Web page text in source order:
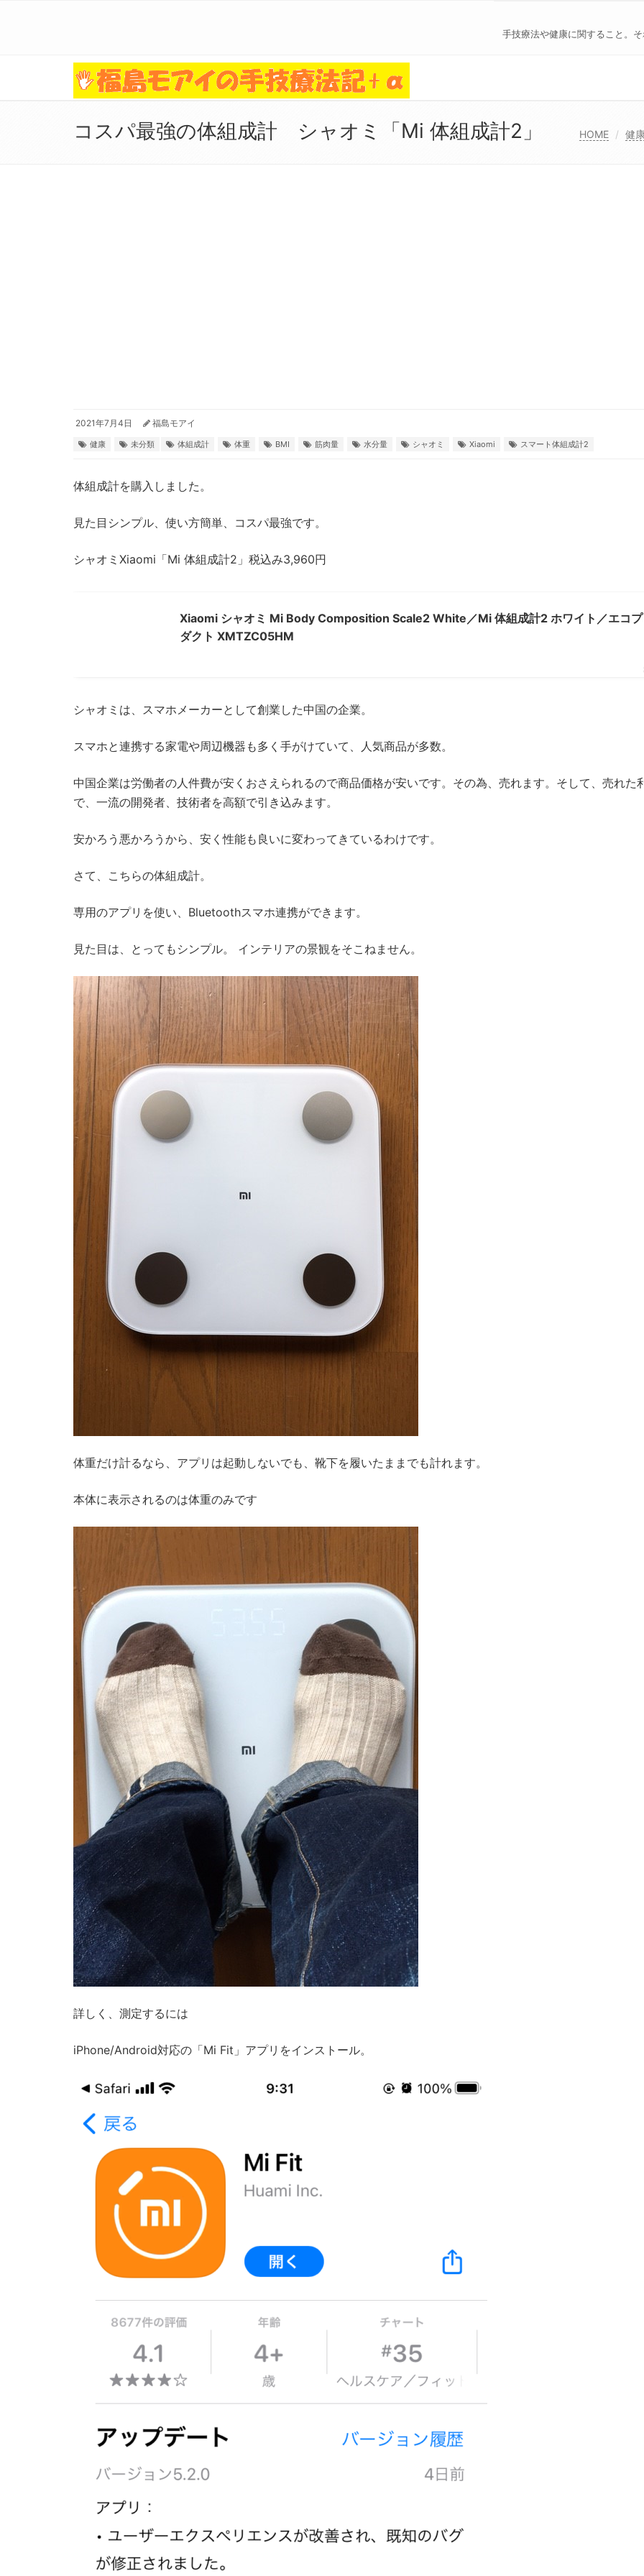
手技療法や健康に関すること。
コスパ最強の体組成計 シャオミ「Mi 体組成計2」 HOME 健
2021年7月4日 福島モアイ
健康 未分類 体組成計 体重 BMI 筋肉量 水分量 シャオミ Xiaomi スマート体組成計2
体組成計を購入しました。
見た目シンプル、使い方簡単、コスパ最強です。
シャオミXiaomi「Mi 体組成計2」税込み3,960円
Xiaomi シャオミ Mi Body Composition Scale2 White／Mi 体組成計2 ホワイト／エコプ
ダクト XMTZC05HM
シャオミは、スマホメーカーとして創業した中国の企業。
スマホと連携する家電や周辺機器も多く手がけていて、人気商品が多数。
中国企業は労働者の人件費が安くおさえられるので商品価格が安いです。その為、売れます。そして、売れた
で、一流の開発者、技術者を高額で引き込みます。
安かろう悪かろうから、安く性能も良いに変わってきているわけです。
さて、こちらの体組成計。
専用のアプリを使い、Bluetoothスマホ連携ができます。
見た目は、とってもシンプル。 インテリアの景観をそこねません。
体重だけ計るなら、アプリは起動しないでも、靴下を履いたままでも計れます。
本体に表示されるのは体重のみです
詳しく、測定するには
iPhone/Android対応の「Mi Fit」アプリをインストール。